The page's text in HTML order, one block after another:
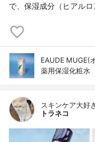
で、保湿成分（ヒアル
EAUDE MUGE(
薬用保湿化粧水
スキンケア大好
トラネコ